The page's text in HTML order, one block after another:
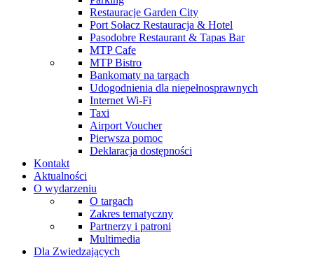
Restauracje Garden City
Port Sołacz Restauracja & Hotel
Pasodobre Restaurant & Tapas Bar
MTP Cafe
MTP Bistro
Bankomaty na targach
Udogodnienia dla niepełnosprawnych
Internet Wi-Fi
Taxi
Airport Voucher
Pierwsza pomoc
Deklaracja dostępności
Kontakt
Aktualności
O wydarzeniu
O targach
Zakres tematyczny
Partnerzy i patroni
Multimedia
Dla Zwiedzających